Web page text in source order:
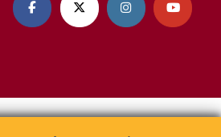
   